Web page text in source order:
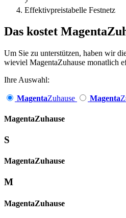
Effektivpreistabelle Festnetz
Das kostet Magenta
Um Sie zu unterstützen, haben wir
wieviel MagentaZuhause monatlich
Ihre Auswahl:
MagentaZuhause Magenta
Magenta­Zuhause
S
Magenta­Zuhause
M
Magenta­Zuhause